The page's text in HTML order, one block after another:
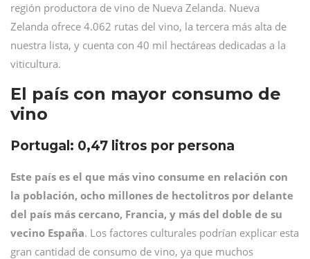
región productora de vino de Nueva Zelanda. Nueva
Zelanda ofrece 4.062 rutas del vino, la tercera más alta de
nuestra lista, y cuenta con 40 mil hectáreas dedicadas a la
viticultura.
El país con mayor consumo de
vino
Portugal: 0,47 litros por persona
Este país es el que más vino consume en relación con
la población, ocho millones de hectolitros por delante
del país más cercano, Francia, y más del doble de su
vecino España. Los factores culturales podrían explicar esta
gran cantidad de consumo de vino, ya que muchos